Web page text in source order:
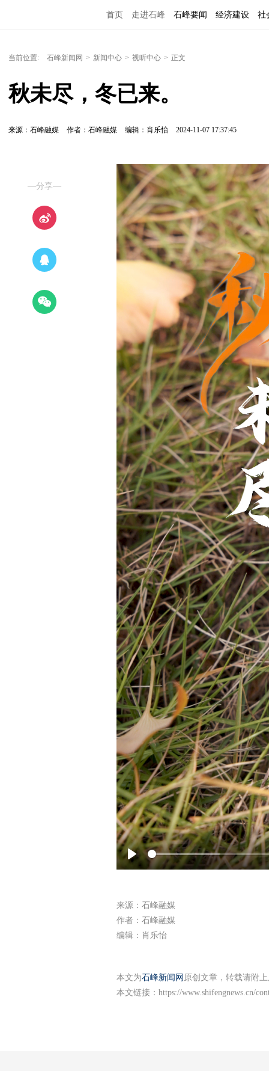
首页 走进石峰 石峰要闻 经济建设 社
当前位置: 石峰新闻网 > 新闻中心 > 视听中心 > 正文
秋未尽，冬已来。
来源：石峰融媒 作者：石峰融媒 编辑：肖乐怡 2024-11-07 17:37:45
—分享—
Play
来源：石峰融媒
作者：石峰融媒
编辑：肖乐怡
本文为石峰新闻网 原创文章，转载请附
本文链接： https://www.shifengnews.cn/